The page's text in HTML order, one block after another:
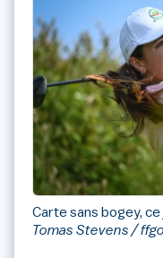
Carte sans bogey,
Tomas Stevens /